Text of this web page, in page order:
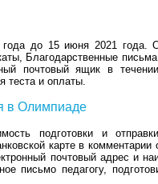
до 15 июня 2021 года.
Благодарственные
почтовый ящик в
теста и оплаты.
в Олимпиаде
подготовки и
карте в
почтовый адрес и
письмо педагогу,